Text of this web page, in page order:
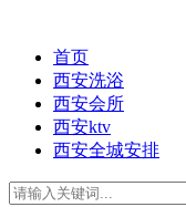
首页
西安洗浴
西安会所
西安ktv
西安全城安排